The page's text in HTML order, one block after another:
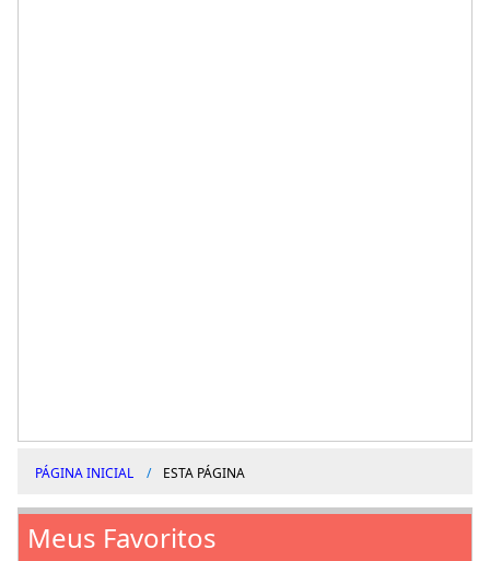
PÁGINA INICIAL ESTA PÁGINA
Meus Favoritos